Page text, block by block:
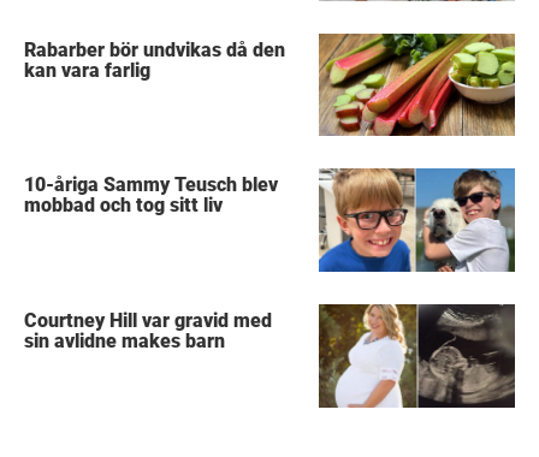
Rabarber bör undvikas då den
kan vara farlig
10-åriga Sammy Teusch blev
mobbad och tog sitt liv
Courtney Hill var gravid med
sin avlidne makes barn